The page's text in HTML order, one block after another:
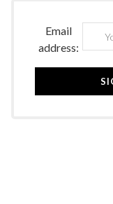
Email
address: